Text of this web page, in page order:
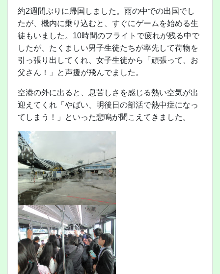
約2週間ぶりに帰国しました。雨の中での出国でし
たが、機内に乗り込むと、すぐにゲームを始める生
徒もいました。10時間のフライトで疲れが残る中で
したが、たくましい男子生徒たちが率先して荷物を
引っ張り出してくれ、女子生徒から「頑張って、お
父さん！」と声援が飛んでました。
空港の外に出ると、息苦しさを感じる熱い空気が出
迎えてくれ「やばい、明後日の部活で熱中症になっ
てしまう！」といった悲鳴が聞こえてきました。